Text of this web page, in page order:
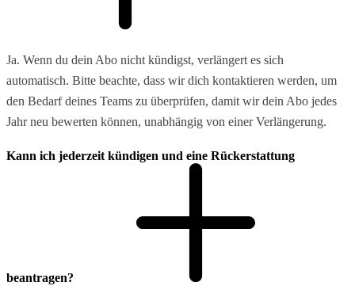
Ja. Wenn du dein Abo nicht kündigst, verlängert es sich
automatisch. Bitte beachte, dass wir dich kontaktieren werden, um
den Bedarf deines Teams zu überprüfen, damit wir dein Abo jedes
Jahr neu bewerten können, unabhängig von einer Verlängerung.
Kann ich jederzeit kündigen und eine Rückerstattung
beantragen?